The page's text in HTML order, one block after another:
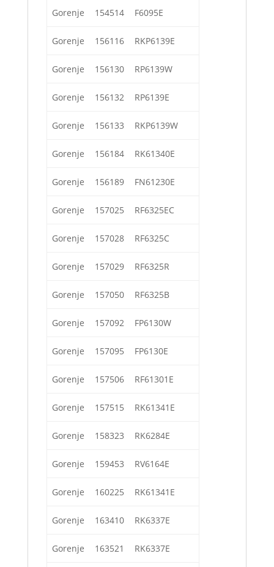
Gorenje 154514 F6095E
Gorenje 156116 RKP6139E
Gorenje 156130 RP6139W
Gorenje 156132 RP6139E
Gorenje 156133 RKP6139W
Gorenje 156184 RK61340E
Gorenje 156189 FN61230E
Gorenje 157025 RF6325EC
Gorenje 157028 RF6325C
Gorenje 157029 RF6325R
Gorenje 157050 RF6325B
Gorenje 157092 FP6130W
Gorenje 157095 FP6130E
Gorenje 157506 RF61301E
Gorenje 157515 RK61341E
Gorenje 158323 RK6284E
Gorenje 159453 RV6164E
Gorenje 160225 RK61341E
Gorenje 163410 RK6337E
Gorenje 163521 RK6337E